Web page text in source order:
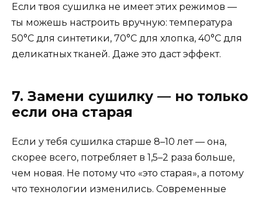
Если твоя сушилка не имеет этих режимов —
ты можешь настроить вручную: температура
50°C для синтетики, 70°C для хлопка, 40°C для
деликатных тканей. Даже это даст эффект.
7. Замени сушилку — но только
если она старая
Если у тебя сушилка старше 8–10 лет — она,
скорее всего, потребляет в 1,5–2 раза больше,
чем новая. Не потому что «это старая», а потому
что технологии изменились. Современные